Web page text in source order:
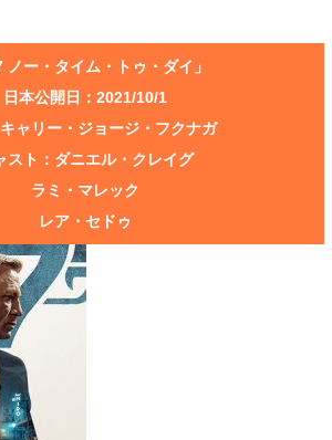
ノー・タイム・トゥ・ダイ」
日本公開日：2021/10/1
ャリー・ジョージ・フクナガ
スト：ダニエル・クレイグ
ラミ・マレック
レア・セドゥ